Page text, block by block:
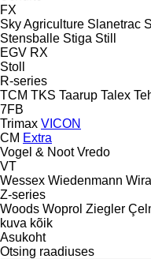
FX
Sky Agriculture Slanetrac
Stensballe Stiga Still
EGV RX
Stoll
R-series
TCM TKS Taarup Talex
7FB
Trimax VICON
CM Extra
Vogel & Noot Vredo
VT
Wessex Wiedenmann
Z-series
Woods Woprol Ziegler
kuva kõik
Asukoht
Otsing raadiuses